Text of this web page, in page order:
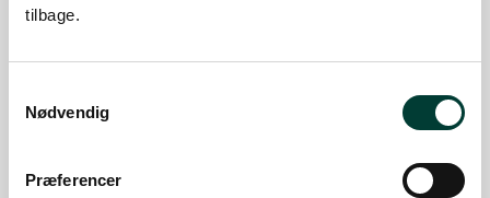
tilbage.
Nødvendig
Præferencer
Fårup Mølle